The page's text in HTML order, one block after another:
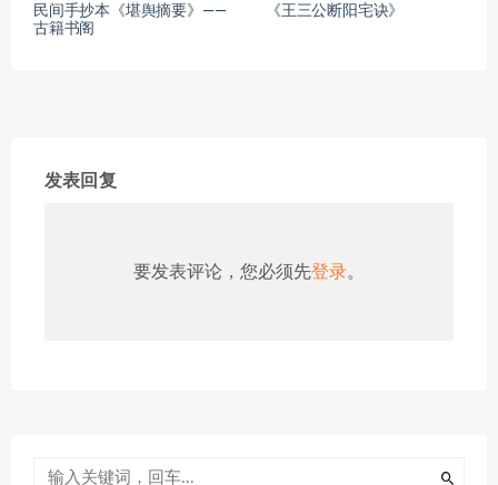
民间手抄本《堪舆摘要》——
古籍书阁
《王三公断阳宅诀》
发表回复
要发表评论，您必须先登录。